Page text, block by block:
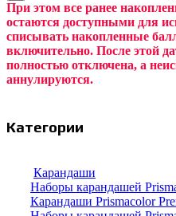
При этом все ранее
остаются доступными для
списывать накопленные
включительно. После этой
полностью отключена, а
аннулируются.
Категории
Карандаши
Наборы карандашей
Карандаши Prismacolor